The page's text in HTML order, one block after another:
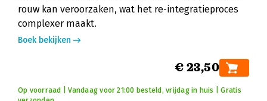
rouw kan veroorzaken, wat het re-integratieproces
complexer maakt.
Boek bekijken
€ 23,50
Op voorraad | Vandaag voor 21:00 besteld, vrijdag in huis | Gratis